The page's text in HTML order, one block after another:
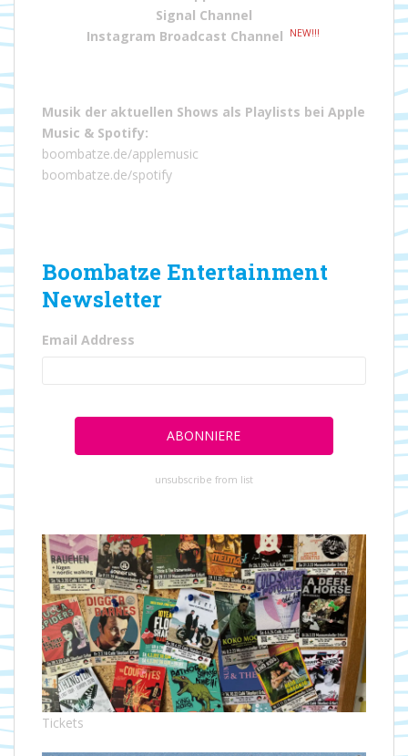
Signal Channel
Instagram Broadcast Channel
NEW!!!
Musik der aktuellen Shows als Playlists bei Apple
Music & Spotify:
boombatze.de/applemusic
boombatze.de/spotify
Boombatze Entertainment
Newsletter
Email Address
unsubscribe from list
Tickets